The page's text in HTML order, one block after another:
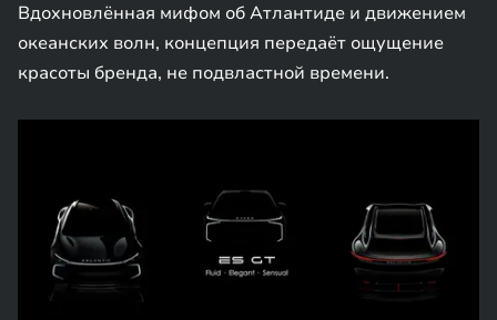
Вдохновлённая мифом об Атлантиде и движением
океанских волн, концепция передаёт ощущение
красоты бренда, не подвластной времени.